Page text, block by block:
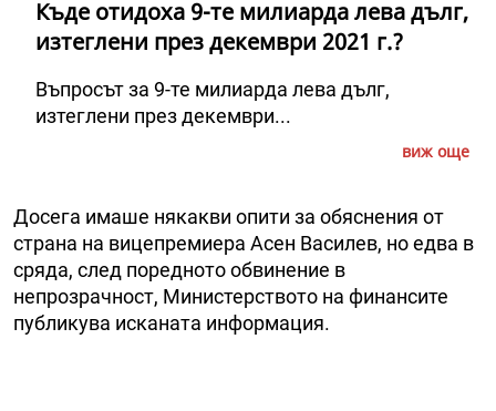
Къде отидоха 9-те милиарда лева дълг,
изтеглени през декември 2021 г.?
Въпросът за 9-те милиарда лева дълг,
изтеглени през декември...
виж още
Досега имаше някакви опити за обяснения от
страна на вицепремиера Асен Василев, но едва в
сряда, след поредното обвинение в
непрозрачност, Министерството на финансите
публикува исканата информация.